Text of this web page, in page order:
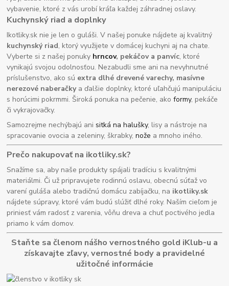
vybavenie, ktoré z vás urobí kráľa každej záhradnej oslavy.
Kuchynský riad a doplnky
Ikotliky.sk nie je len o guláši. V našej ponuke nájdete aj kvalitný
kuchynský riad, ktorý využijete v domácej kuchyni aj na chate.
Vyberte si z našej ponuky hrncov, pekáčov a panvíc, ktoré
vynikajú svojou odolnosťou. Nezabudli sme ani na nevyhnutné
príslušenstvo, ako sú extra dlhé drevené varechy, masívne
nerezové naberačkya ďalšie doplnky, ktoré uľahčujú manipuláciu
s horúcimi pokrmmi. Široká ponuka na pečenie, akoformy, pekáče
či vykrajovačky.
Samozrejme nechýbajú anisitká na halušky, lisy a nástroje na
spracovanie ovocia a zeleniny, škrabky,nože a mnoho iného.
Prečo nakupovať na ikotliky.sk?
Snažíme sa, aby naše produkty spájali tradíciu s kvalitnými
materiálmi. Či už pripravujete rodinnú oslavu, obecnú súťaž vo
varení guláša alebo tradičnú domácu zabíjačku, na ikotliky.sk
nájdete súpravy, ktoré vám budú slúžiť dlhé roky. Naším cieľom je
priniesť vám radosť z varenia, vôňu dreva a chuť poctivého jedla
priamo k vám domov.
Staňte sa členom nášho vernostného gold iKlub-u a
získavajte zľavy, vernostné body a pravidelné
užitočné informácie